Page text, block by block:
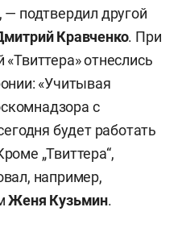
— подтвердил другой
Кравченко. При
отнеслись
«Учитывая
с
будет работать
„Твиттера“,
например,
Женя Кузьмин.